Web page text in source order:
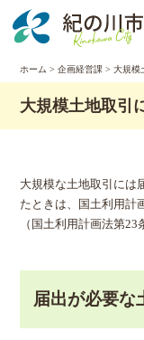
ホーム >企画経営課 > 大規模
大規模土地取引
大規模な土地取引には
たときは、国土利用計
（国土利用計画法第23
届出が必要な